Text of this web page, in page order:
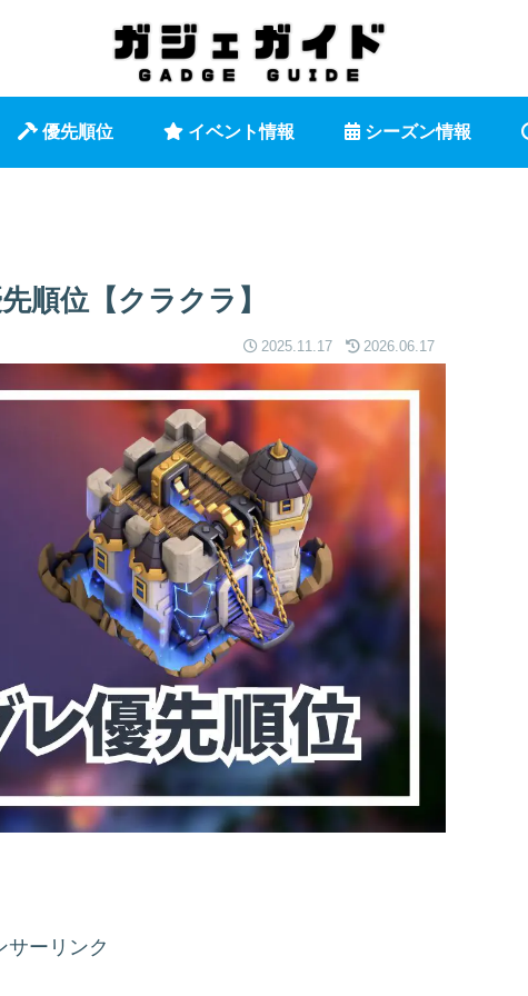
優先順位 イベント情報 シーズン情報
順位【クラクラ】
2025.11.17 2026.06.17
サーリンク